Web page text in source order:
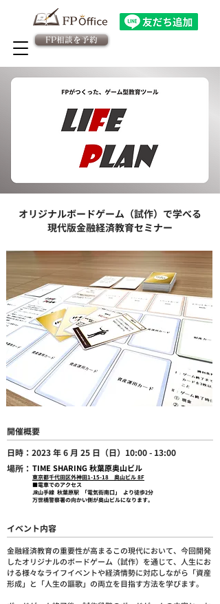
FP相談を予約
オリジナルボードゲーム（試作）で学べる
現代版金融経済教育セミナー
開催概要
日時：2023 年 6 月 25 日（日）10:00 - 13:00
場所： TIME SHARING 秋葉原奥山ビル
東京都千代田区外神田1-15-18 奥山ビル 8F
■電車でのアクセス
JR山手線 秋葉原駅 「電気街南口」 より徒歩2分
万世橋警察署の向かい側が奥山ビルになります。
​イベント内容
金融経済教育の重要性が高まるこの現代において、今回開発
したオリジナルのボードゲーム（試作）を通じて、人生にお
ける様々なライフイベントや経済情勢に対応しながら「資産
形成」と「人生の謳歌」の両立を目指す方法を学びます。